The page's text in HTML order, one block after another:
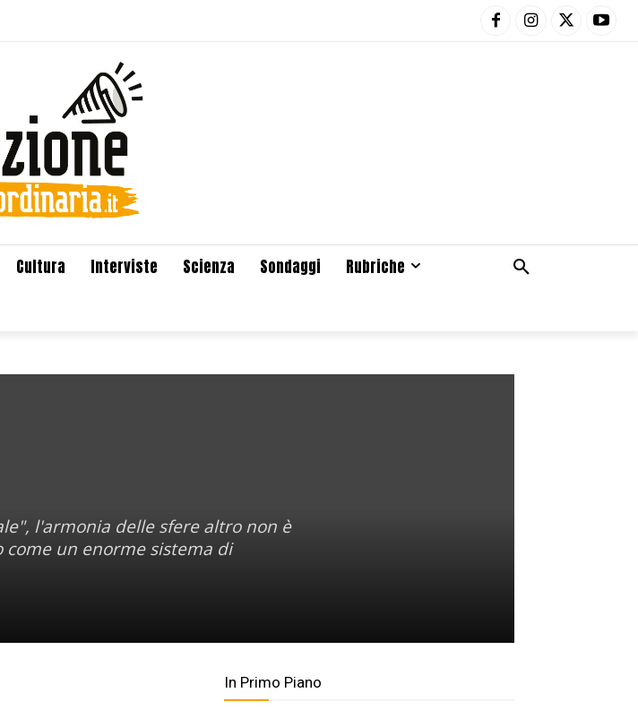
Cultura Interviste Scienza Sondaggi
Rubriche
l'armonia delle sfere altro non è
come un enorme sistema di
In Primo Piano